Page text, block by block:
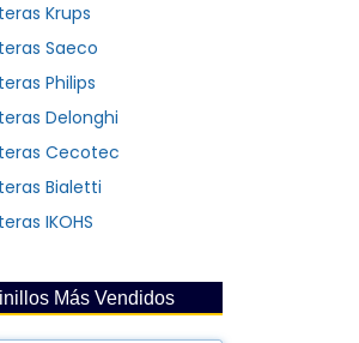
Krups
Saeco
Philips
Delonghi
Cecotec
Bialetti
IKOHS
Más Vendidos